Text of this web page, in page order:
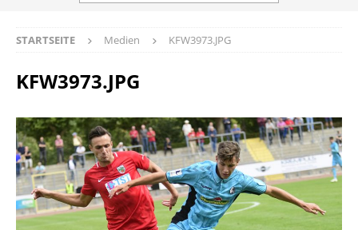
STARTSEITE Medien KFW3973.JPG
KFW3973.JPG